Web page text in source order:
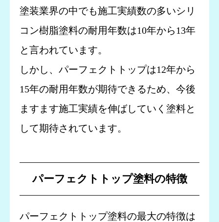
塗装業界の中でも施工実績数の多いシリ
コン樹脂塗料の耐用年数は10年から13年
と言われています。
しかし、パーフェクトトップは12年から
15年の耐用年数が期待できるため、今後
ますます施工実績を伸ばしていく塗料と
して期待されています。
パーフェクトトップ塗料の特徴
パーフェクトトップ塗料の最大の特徴は